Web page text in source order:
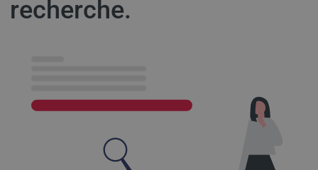
recherche.